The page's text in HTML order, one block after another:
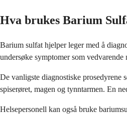
Hva brukes Barium
Barium sulfat hjelper leger med å
undersøke symptomer som
De vanligste diagnostiske
spiserøret, magen og tynntarmen. En
Helsepersonell kan også bruke